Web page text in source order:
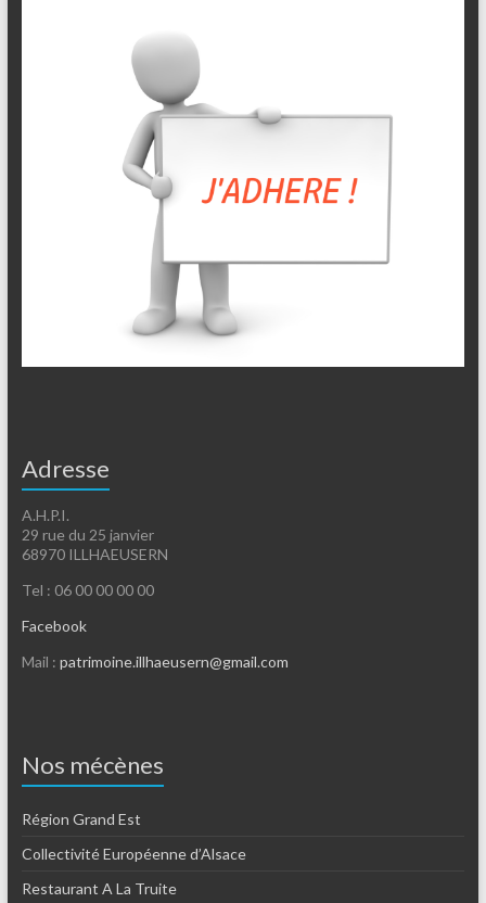
Adresse
A.H.P.I.
29 rue du 25 janvier
68970 ILLHAEUSERN
Tel : 06 00 00 00 00
Facebook
Mail : patrimoine.illhaeusern@gmail.com
Nos mécènes
Région Grand Est
Collectivité Européenne d’Alsace
Restaurant A La Truite